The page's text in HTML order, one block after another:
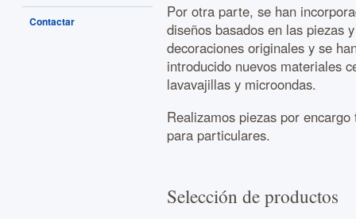
Por otra parte, se han
diseños basados en las piezas y
decoraciones originales y se
introducido nuevos materiales
lavavajillas y microondas.
Realizamos piezas por
para particulares.
Selección de productos
Contactar